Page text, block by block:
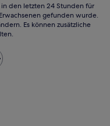
den letzten 24 Stunden für
gefunden wurde.
Es können zusätzliche